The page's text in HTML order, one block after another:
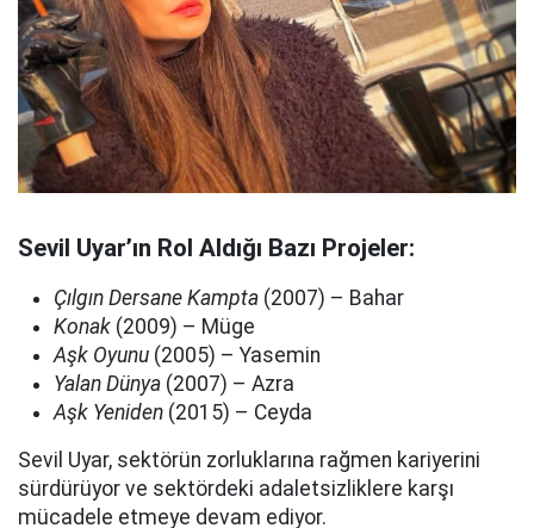
Sevil Uyar’ın Rol Aldığı Bazı Projeler:
Çılgın Dersane Kampta (2007) – Bahar
Konak (2009) – Müge
Aşk Oyunu (2005) – Yasemin
Yalan Dünya (2007) – Azra
Aşk Yeniden (2015) – Ceyda
Sevil Uyar, sektörün zorluklarına rağmen kariyerini
sürdürüyor ve sektördeki adaletsizliklere karşı
mücadele etmeye devam ediyor.